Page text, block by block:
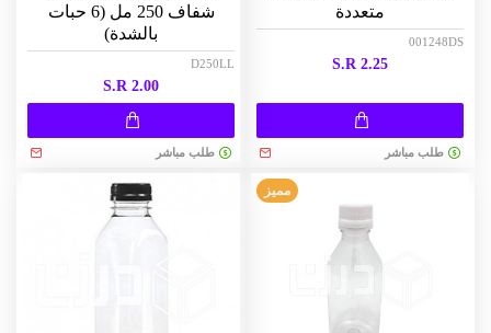
001248DS
متعددة
S.R 2.25
طلب مباشر
D250LL
شفاف 250 مل (6 حبات
بالشدة)
S.R 2.00
طلب مباشر
مميز